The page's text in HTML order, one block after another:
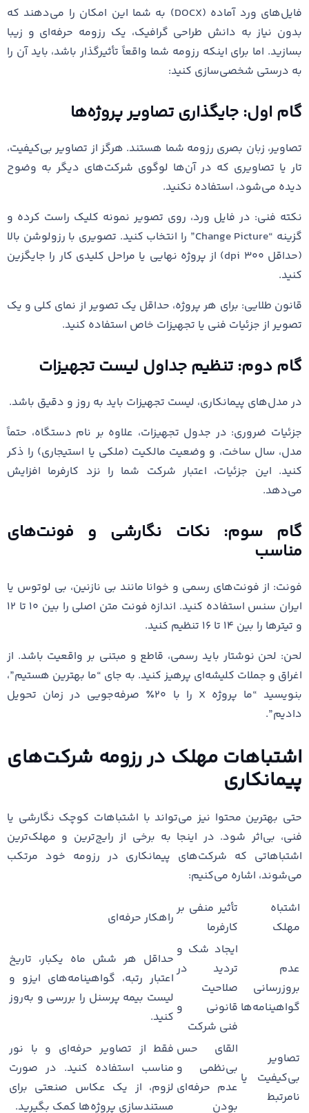
فایل‌های ورد آماده (DOCX) به شما این امکان را می‌دهند که
بدون نیاز به دانش طراحی گرافیک، یک رزومه حرفه‌ای و زیبا
بسازید. اما برای اینکه رزومه شما واقعاً تأثیرگذار باشد، باید آن را
به درستی شخصی‌سازی کنید:
گام اول: جایگذاری تصاویر پروژه‌ها
تصاویر، زبان بصری رزومه شما هستند. هرگز از تصاویر بی‌کیفیت،
تار یا تصاویری که در آن‌ها لوگوی شرکت‌های دیگر به وضوح
دیده می‌شود، استفاده نکنید.
نکته فنی: در فایل ورد، روی تصویر نمونه کلیک راست کرده و
گزینه “Change Picture” را انتخاب کنید. تصویری با رزولوشن بالا
(حداقل ۳۰۰ dpi) از پروژه نهایی یا مراحل کلیدی کار را جایگزین
کنید.
قانون طلایی: برای هر پروژه، حداقل یک تصویر از نمای کلی و یک
تصویر از جزئیات فنی یا تجهیزات خاص استفاده کنید.
گام دوم: تنظیم جداول لیست تجهیزات
در مدل‌های پیمانکاری، لیست تجهیزات باید به روز و دقیق باشد.
جزئیات ضروری: در جدول تجهیزات، علاوه بر نام دستگاه، حتماً
مدل، سال ساخت، و وضعیت مالکیت (ملکی یا استیجاری) را ذکر
کنید. این جزئیات، اعتبار شرکت شما را نزد کارفرما افزایش
می‌دهد.
گام سوم: نکات نگارشی و فونت‌های
مناسب
فونت: از فونت‌های رسمی و خوانا مانند بی نازنین، بی لوتوس یا
ایران سنس استفاده کنید. اندازه فونت متن اصلی را بین ۱۰ تا ۱۲
و تیترها را بین ۱۴ تا ۱۶ تنظیم کنید.
لحن: لحن نوشتار باید رسمی، قاطع و مبتنی بر واقعیت باشد. از
اغراق و جملات کلیشه‌ای پرهیز کنید. به جای “ما بهترین هستیم”،
بنویسید “ما پروژه X را با ۲۰٪ صرفه‌جویی در زمان تحویل
دادیم”.
اشتباهات مهلک در رزومه شرکت‌های
پیمانکاری
حتی بهترین محتوا نیز می‌تواند با اشتباهات کوچک نگارشی یا
فنی، بی‌اثر شود. در اینجا به برخی از رایج‌ترین و مهلک‌ترین
اشتباهاتی که شرکت‌های پیمانکاری در رزومه خود مرتکب
می‌شوند، اشاره می‌کنیم:
اشتباه
مهلک
تأثیر منفی بر
کارفرما
راهکار حرفه‌ای
عدم
بروزرسانی
گواهینامه‌ها
ایجاد شک و
تردید در
صلاحیت
قانونی و
فنی شرکت
حداقل هر شش ماه یکبار، تاریخ
اعتبار رتبه، گواهینامه‌های ایزو و
لیست بیمه پرسنل را بررسی و به‌روز
کنید.
تصاویر
بی‌کیفیت یا
نامرتبط
القای حس
بی‌نظمی و
عدم حرفه‌ای
بودن
فقط از تصاویر حرفه‌ای و با نور
مناسب استفاده کنید. در صورت
لزوم، از یک عکاس صنعتی برای
مستندسازی پروژه‌ها کمک بگیرید.